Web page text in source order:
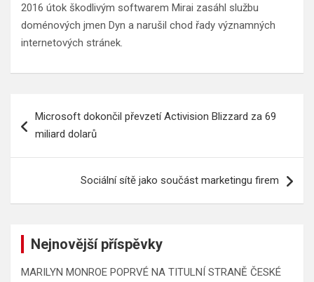
2016 útok škodlivým softwarem Mirai zasáhl službu
doménových jmen Dyn a narušil chod řady významných
internetových stránek.
proMicrosoft dokončil převzetí Activision Blizzard za 69
miliard dolarů
Sociální sítě jako součást marketingu firem
Nejnovější příspěvky
MARILYN MONROE POPRVÉ NA TITULNÍ STRANĚ ČESKÉ